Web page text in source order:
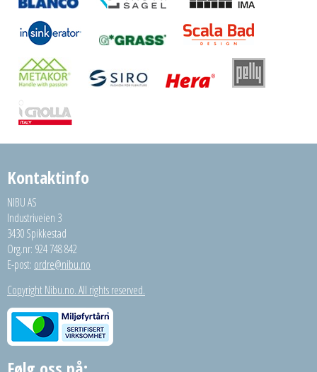
Kontaktinfo
NIBU AS
Industriveien 3
3430 Spikkestad
Org.nr: 924 748 842
E-post: ordre@nibu.no
Copyright Nibu.no. All rights reserved.